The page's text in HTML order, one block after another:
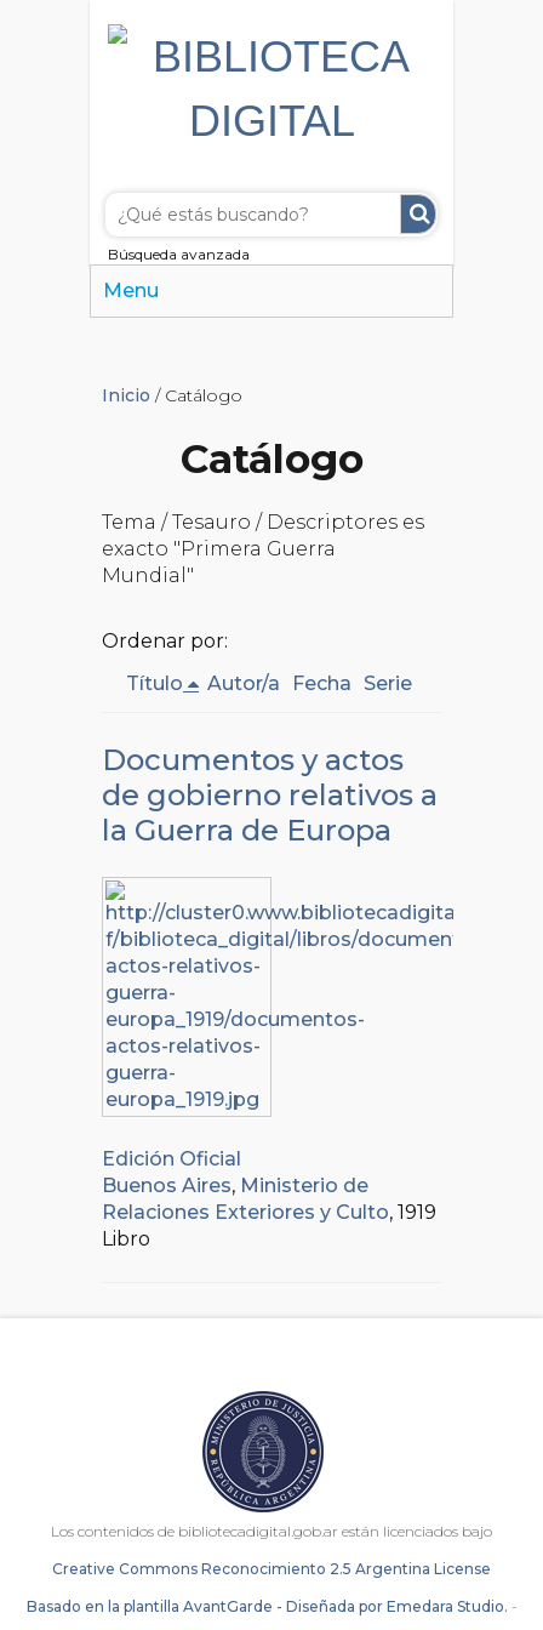
Búsqueda avanzada
Menu
Inicio / Catálogo
Catálogo
Tema / Tesauro / Descriptores es
exacto "Primera Guerra
Mundial"
Ordenar por:
Título
Autor/a Fecha Serie
Documentos y actos
de gobierno relativos a
la Guerra de Europa
Edición Oficial
Buenos Aires, Ministerio de
Relaciones Exteriores y Culto, 1919
Libro
Los contenidos de bibliotecadigital.gob.ar están licenciados bajo
Creative Commons Reconocimiento 2.5 Argentina License
Basado en la plantilla AvantGarde - Diseñada por Emedara Studio. -